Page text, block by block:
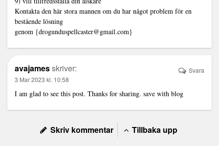
Kontakta den här stora mannen om du har något problem för en
bestående lösning
genom {drogunduspellcaster@gmail.com}
avajamesskriver:
3 Mar 2023 kl. 10:58
I am glad to see this post. Thanks for sharing. save with blog
Svara
Skriv kommentar Tillbaka upp